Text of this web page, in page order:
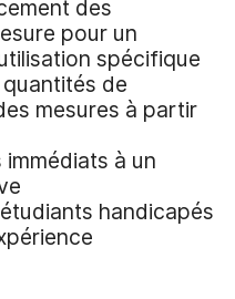
des
pour un
spécifique
de
mesures à partir
à un
handicapés